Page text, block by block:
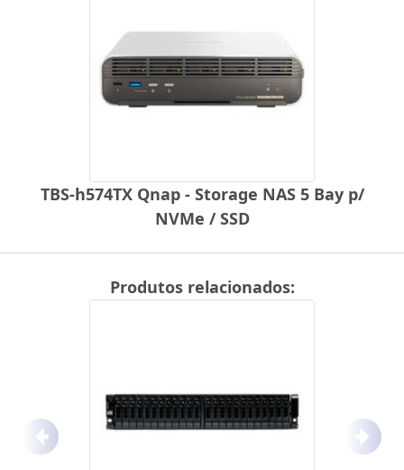
TBS-h574TX Qnap - Storage NAS 5 Bay p/
NVMe / SSD
Produtos relacionados:
Anterior